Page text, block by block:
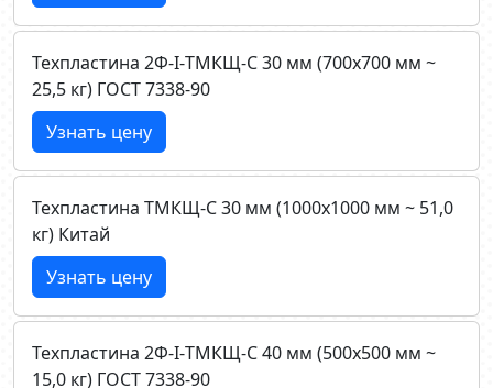
Техпластина 2Ф-I-ТМКЩ-C 30 мм (700х700 мм ~
25,5 кг) ГОСТ 7338-90
Узнать цену
Техпластина ТМКЩ-C 30 мм (1000х1000 мм ~ 51,0
кг) Китай
Узнать цену
Техпластина 2Ф-I-ТМКЩ-C 40 мм (500х500 мм ~
15,0 кг) ГОСТ 7338-90